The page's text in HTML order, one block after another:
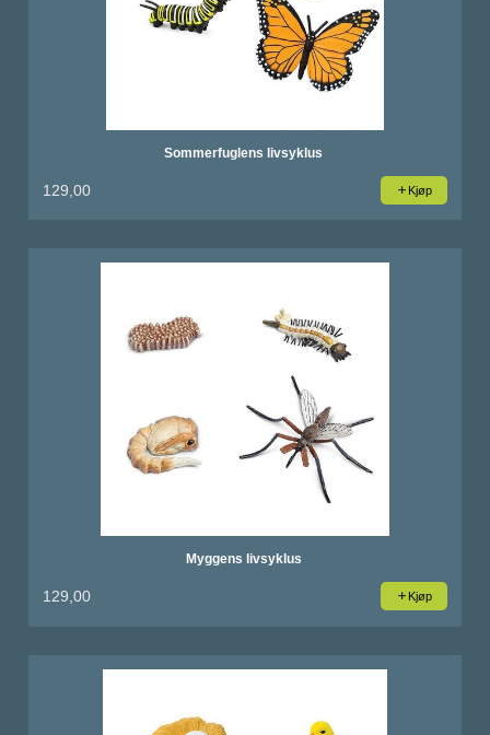
Sommerfuglens livsyklus
129,00 Kjøp
Myggens livsyklus
129,00 Kjøp